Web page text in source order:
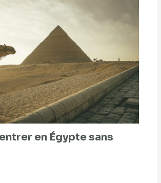
en Égypte sans